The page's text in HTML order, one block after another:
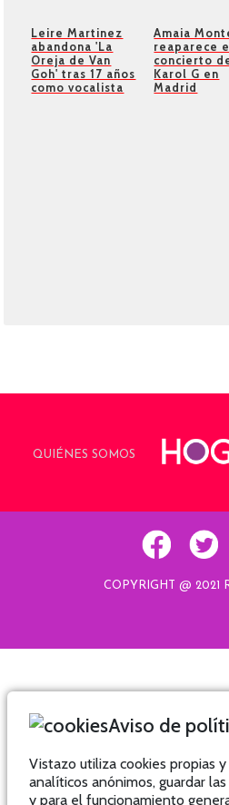
Leire Martinez
abandona 'La
Oreja de Van
Goh' tras 17 años
como vocalista
Amaia
reaparece
concierto
Karol G en
Madrid
QUIÉNES SOMOS
COPYRIGHT @ 2021
Aviso de
Vistazo utiliza cookies propias
analíticos anónimos, guardar
y para el funcionamiento